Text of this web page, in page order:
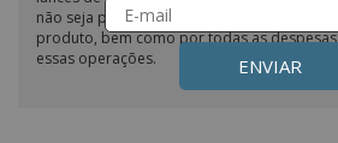
não seja possível, o cliente é responsável
produto, bem como por todas as
essas operações.
ENVIAR